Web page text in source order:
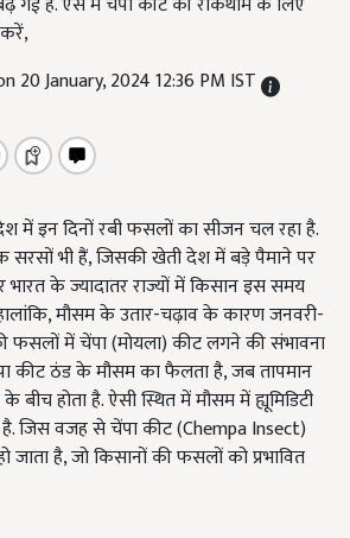
20 January, 2024 12:36 PM IST
में इन दिनों रबी फसलों का सीजन चल रहा है.
सरसों भी हैं, जिसकी खेती देश में बड़े पैमाने पर
भारत के ज्यादातर राज्यों में किसान इस समय
मौसम के उतार-चढ़ाव के कारण जनवरी-
फसलों में चेंपा (मोयला) कीट लगने की संभावना
कीट ठंड के मौसम का फैलता है, जब तापमान
बीच होता है. ऐसी स्थित में मौसम में ह्यूमिडिटी
है. जिस वजह से चेंपा कीट (Chempa Insect)
है, जो किसानों की फसलों को प्रभावित